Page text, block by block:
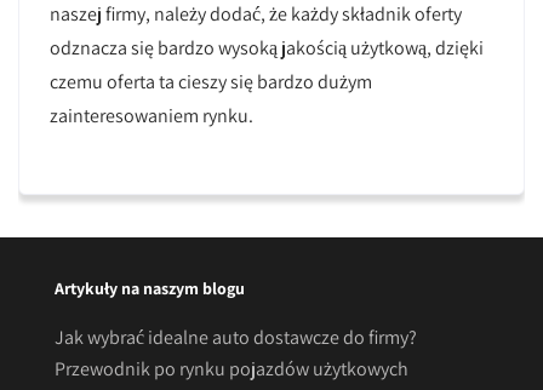
naszej firmy, należy dodać, że każdy składnik oferty
odznacza się bardzo wysoką jakością użytkową, dzięki
czemu oferta ta cieszy się bardzo dużym
zainteresowaniem rynku.
Artykuły na naszym blogu
Jak wybrać idealne auto dostawcze do firmy?
Przewodnik po rynku pojazdów użytkowych